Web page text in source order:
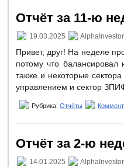
Отчёт за 11-ю
19.03.2025 AlphaInvestor
Привет, друг! На неделе
потому что балансировал
также и некоторые
управлением и сектор
Рубрика: Отчёты
Отчёт за 2-ю
14.01.2025 AlphaInvestor